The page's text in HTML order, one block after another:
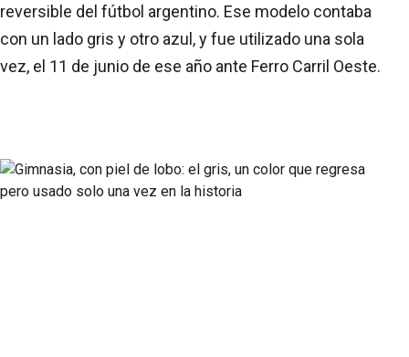
reversible del fútbol argentino. Ese modelo contaba
con un lado gris y otro azul, y fue utilizado una sola
vez, el 11 de junio de ese año ante Ferro Carril Oeste.